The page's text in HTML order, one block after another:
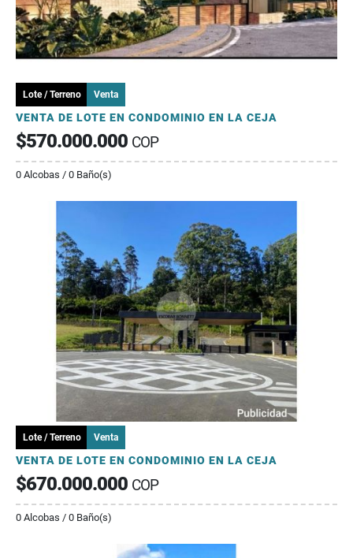
Lote / Terreno Venta
VENTA DE LOTE EN CONDOMINIO EN LA CEJA
$570.000.000 COP
0 Alcobas / 0 Baño(s)
Lote / Terreno Venta
VENTA DE LOTE EN CONDOMINIO EN LA CEJA
$670.000.000 COP
0 Alcobas / 0 Baño(s)